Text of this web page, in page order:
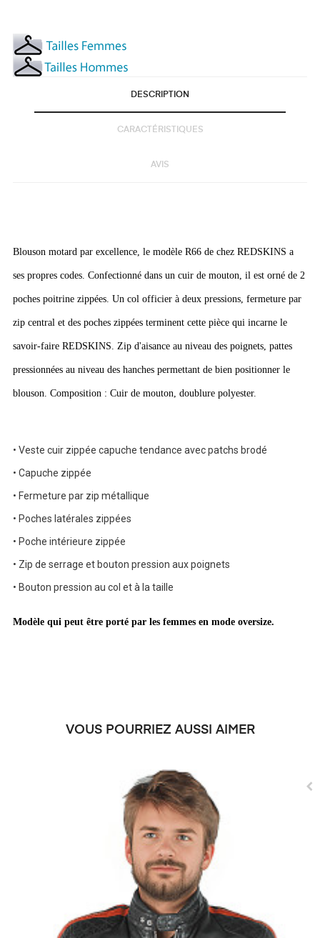
DESCRIPTION
CARACTÉRISTIQUES
AVIS
Blouson motard par excellence, le modèle R66 de chez REDSKINS a
ses propres codes. Confectionné dans un cuir de mouton, il est orné de 2
poches poitrine zippées. Un col officier à deux pressions, fermeture par
zip central et des poches zippées terminent cette pièce qui incarne le
savoir-faire REDSKINS. Zip d'aisance au niveau des poignets, pattes
pressionnées au niveau des hanches permettant de bien positionner le
blouson. Composition : Cuir de mouton, doublure polyester.
• Veste cuir zippée capuche tendance avec patchs brodé
• Capuche zippée
• Fermeture par zip métallique
• Poches latérales zippées
• Poche intérieure zippée
• Zip de serrage et bouton pression aux poignets
• Bouton pression au col et à la taille
Modèle qui peut être porté par les femmes en mode oversize.
VOUS POURRIEZ AUSSI AIMER